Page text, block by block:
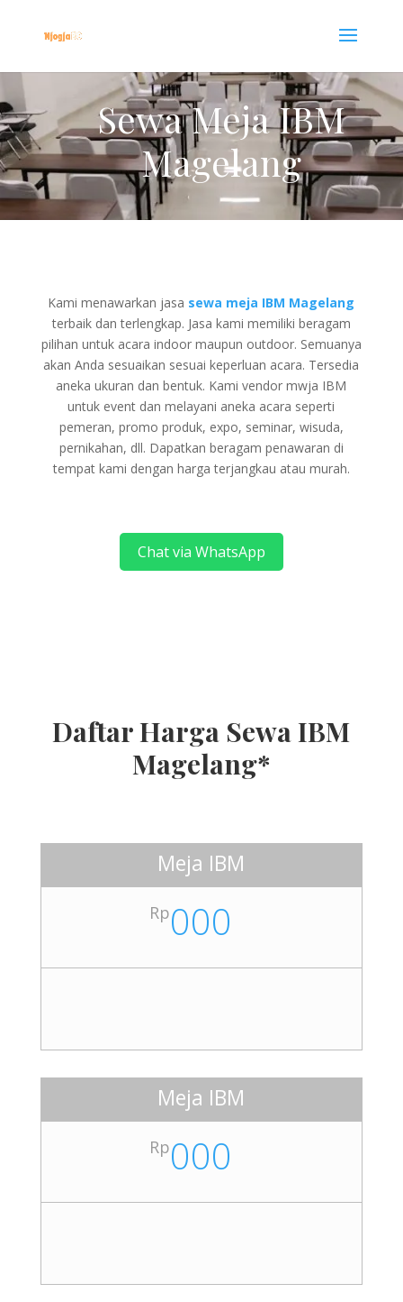
Sewa Meja IBM
Magelang
Kami menawarkan jasa sewa meja IBM Magelang
terbaik dan terlengkap. Jasa kami memiliki beragam
pilihan untuk acara indoor maupun outdoor. Semuanya
akan Anda sesuaikan sesuai keperluan acara. Tersedia
aneka ukuran dan bentuk. Kami vendor mwja IBM
untuk event dan melayani aneka acara seperti
pemeran, promo produk, expo, seminar, wisuda,
pernikahan, dll. Dapatkan beragam penawaran di
tempat kami dengan harga terjangkau atau murah.
Chat via WhatsApp
Daftar Harga Sewa IBM
Magelang*
Meja IBM
Rp000
Meja IBM
Rp000